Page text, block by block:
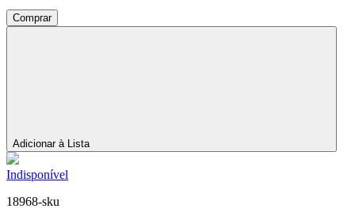
Comprar
Adicionar à Lista
Indisponível
18968-sku